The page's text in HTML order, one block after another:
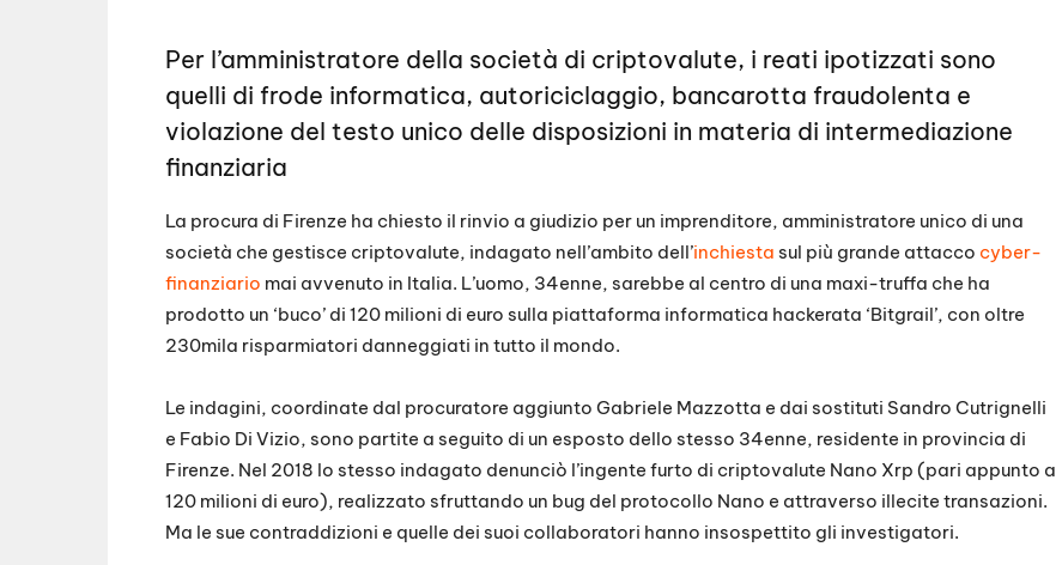
Per l’amministratore della società di criptovalute, i reati ipotizzati sono
quelli di frode informatica, autoriciclaggio, bancarotta fraudolenta e
violazione del testo unico delle disposizioni in materia di intermediazione
finanziaria
La procura di Firenze ha chiesto il rinvio a giudizio per un imprenditore, amministratore unico di una
società che gestisce criptovalute, indagato nell’ambito dell’inchiesta sul più grande attacco cyber-
finanziario mai avvenuto in Italia. L’uomo, 34enne, sarebbe al centro di una maxi-truffa che ha
prodotto un ‘buco’ di 120 milioni di euro sulla piattaforma informatica hackerata ‘Bitgrail’, con oltre
230mila risparmiatori danneggiati in tutto il mondo.
Le indagini, coordinate dal procuratore aggiunto Gabriele Mazzotta e dai sostituti Sandro Cutrignelli
e Fabio Di Vizio, sono partite a seguito di un esposto dello stesso 34enne, residente in provincia di
Firenze. Nel 2018 lo stesso indagato denunciò l’ingente furto di criptovalute Nano Xrp (pari appunto a
120 milioni di euro), realizzato sfruttando un bug del protocollo Nano e attraverso illecite transazioni.
Ma le sue contraddizioni e quelle dei suoi collaboratori hanno insospettito gli investigatori.